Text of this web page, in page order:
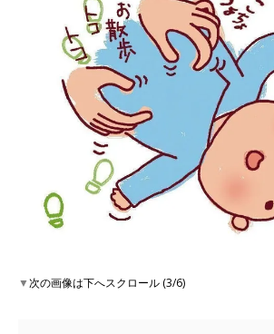
▼次の画像は下へスクロール (3/6)